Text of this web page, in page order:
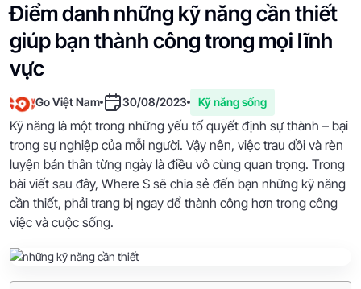
Điểm danh những kỹ năng cần thiết
giúp bạn thành công trong mọi lĩnh
vực
Go Việt Nam 30/08/2023 Kỹ năng sống
Kỹ năng là một trong những yếu tố quyết định sự thành – bại
trong sự nghiệp của mỗi người. Vậy nên, việc trau dồi và rèn
luyện bản thân từng ngày là điều vô cùng quan trọng. Trong
bài viết sau đây, Where S sẽ chia sẻ đến bạn những kỹ năng
cần thiết, phải trang bị ngay để thành công hơn trong công
việc và cuộc sống.